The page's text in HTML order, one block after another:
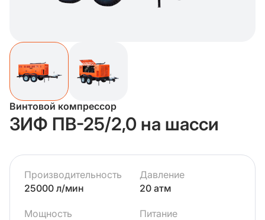
Винтовой компрессор
ЗИФ ПВ-25/2,0 на шасси
Производительность
25000 л/мин
Давление
20 атм
Мощность
Питание